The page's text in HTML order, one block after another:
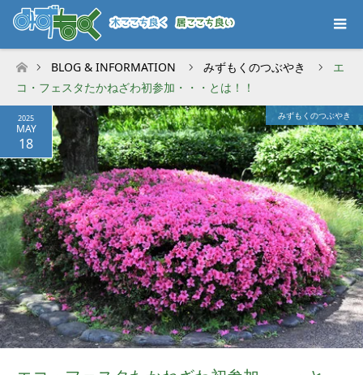
ホーム
BLOG & INFORMATION みずもくのつぶやき
エ
コ・フェスタたかねざわ初参加・・・とは！！
2025
MAY
18
みずもくのつぶやき